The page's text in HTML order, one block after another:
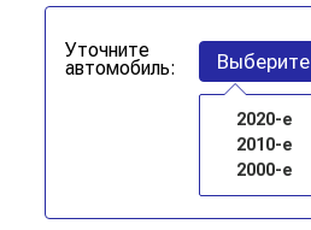
Уточните
автомобиль:
2020-е
2010-е
2000-е